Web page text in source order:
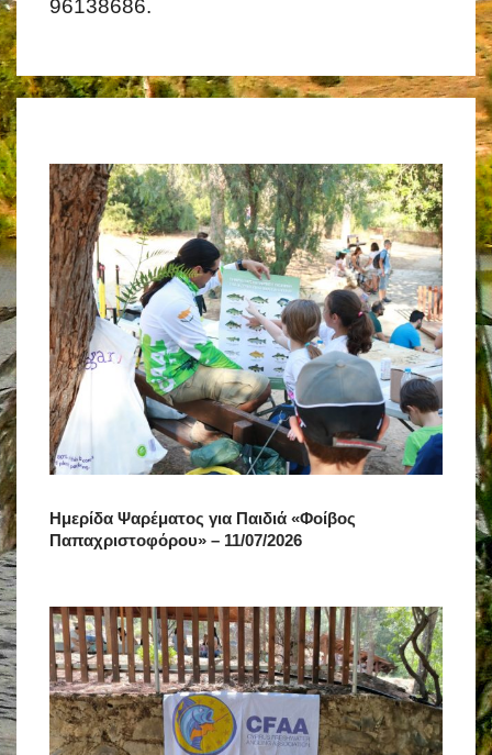
96138686.
Ημερίδα Ψαρέματος για Παιδιά «Φοίβος
Παπαχριστοφόρου» – 11/07/2026